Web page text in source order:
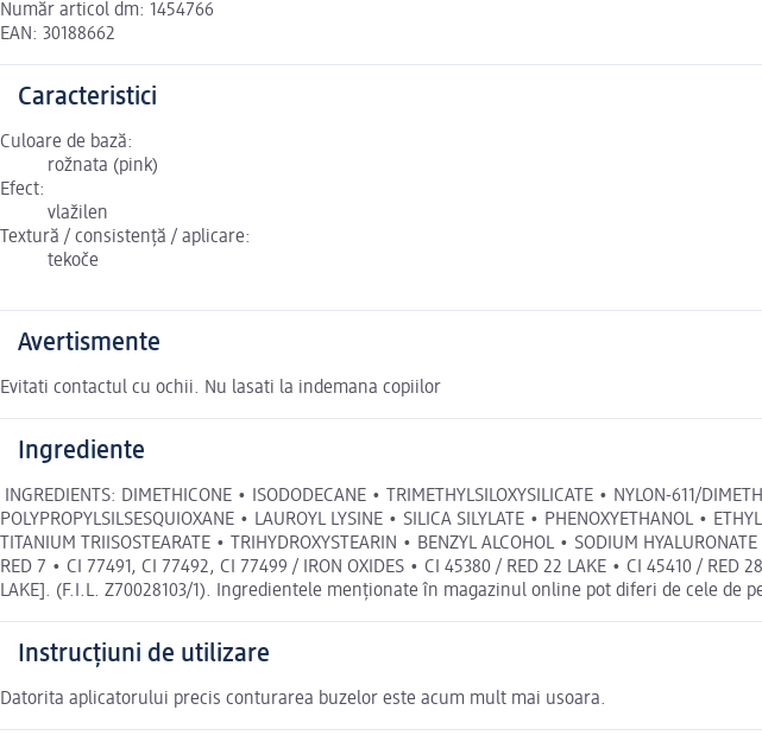
Număr articol dm: 1454766
EAN: 30188662
Caracteristici
Culoare de bază:
rožnata (pink)
Efect:
vlažilen
Textură / consistență / aplicare:
tekoče
Avertismente
Evitati contactul cu ochii. Nu lasati la indemana copiilor
Ingrediente
INGREDIENTS: DIMETHICONE • ISODODECANE • TRIMETHYLSILOXYSILICATE • NYLON-611/
POLYPROPYLSILSESQUIOXANE • LAUROYL LYSINE • SILICA SILYLATE • PHENOXYETHANOL •
TITANIUM TRIISOSTEARATE • TRIHYDROXYSTEARIN • BENZYL ALCOHOL • SODIUM
RED 7 • CI 77491, CI 77492, CI 77499 / IRON OXIDES • CI 45380 / RED 22 LAKE • CI 45410 / RED
LAKE]. (F.I.L. Z70028103/1). Ingredientele menționate în magazinul online pot diferi de cele de
Instrucțiuni de utilizare
Datorita aplicatorului precis conturarea buzelor este acum mult mai usoara.